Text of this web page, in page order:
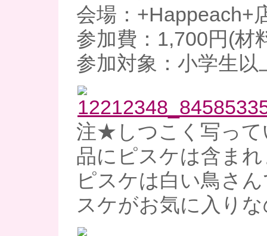
会場：+Happeach+
参加費：1,700円(材
参加対象：小学生以
注★しつこく写って
品にピスケは含ま
ピスケは白い鳥さ
スケがお気に入り